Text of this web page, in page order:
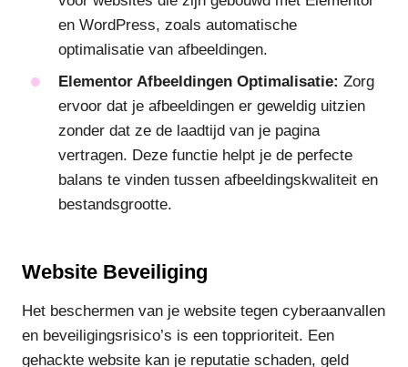
en WordPress, zoals automatische
optimalisatie van afbeeldingen.
Elementor Afbeeldingen Optimalisatie: Zorg
ervoor dat je afbeeldingen er geweldig uitzien
zonder dat ze de laadtijd van je pagina
vertragen. Deze functie helpt je de perfecte
balans te vinden tussen afbeeldingskwaliteit en
bestandsgrootte.
Website Beveiliging
Het beschermen van je website tegen cyberaanvallen
en beveiligingsrisico’s is een topprioriteit. Een
gehackte website kan je reputatie schaden, geld